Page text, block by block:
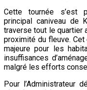
Cette tournée s’est
principal caniveau de
traverse tout le quartier
proximité du fleuve.
majeure pour les
insuffisances
malgré les efforts
Pour l’Administrateur